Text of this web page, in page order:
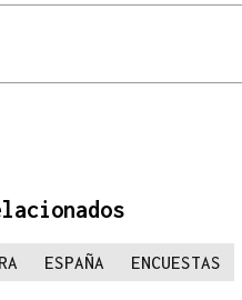
ESPAÑA ENCUESTAS